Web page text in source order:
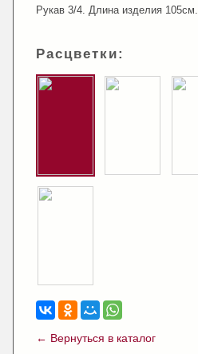
Рукав 3/4. Длина изделия 105см.
Расцветки:
← Вернуться в каталог